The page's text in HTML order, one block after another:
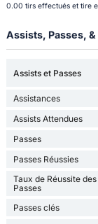
0.00 tirs effectués et tire
Assists, Passes,
Assists et Passes
Assistances
Assists Attendues
Passes
Passes Réussies
Taux de Réussite des
Passes
Passes clés